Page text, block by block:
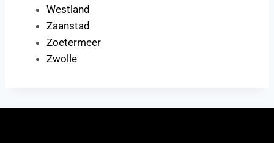
Westland
Zaanstad
Zoetermeer
Zwolle